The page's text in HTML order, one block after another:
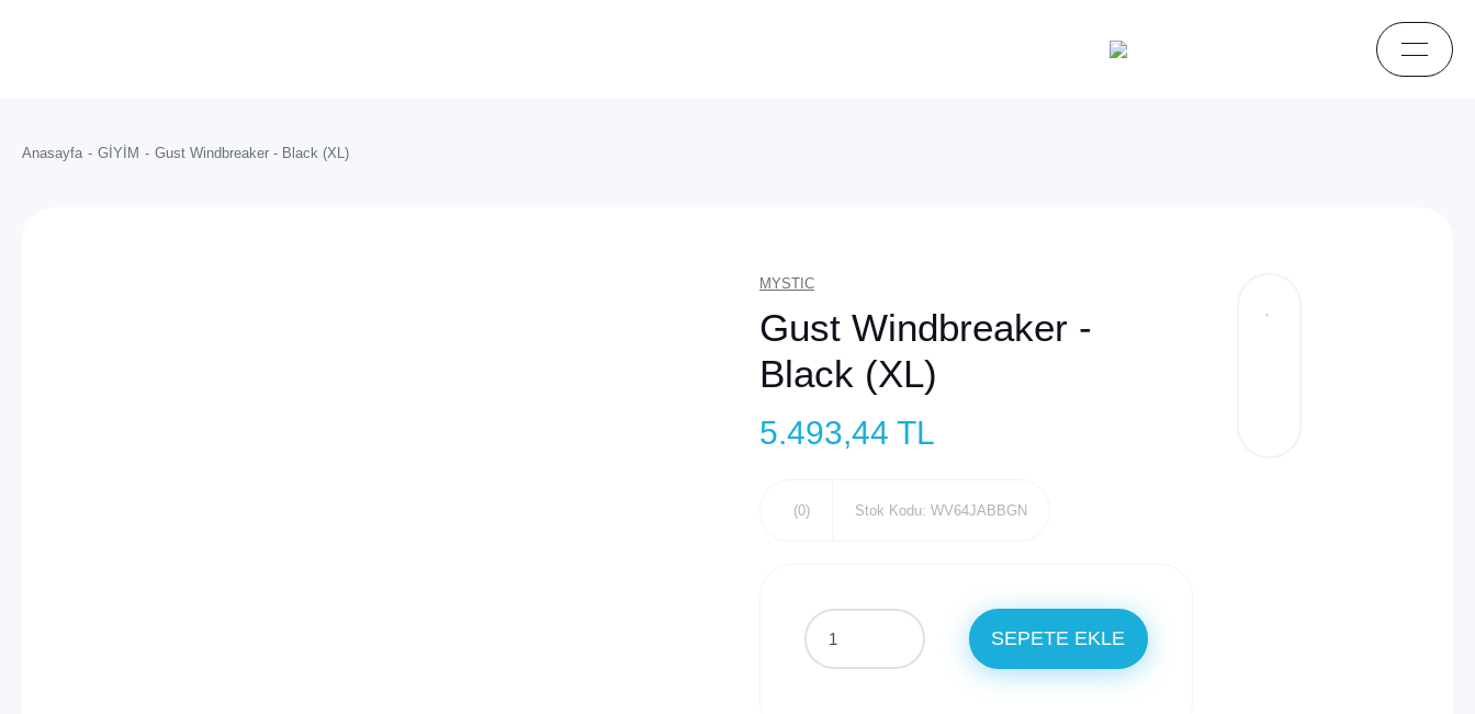
Anasayfa GİYİM Gust Windbreaker - Black (XL)
MYSTIC
Gust Windbreaker -
Black (XL)
5.493,44 TL
(0) Stok Kodu: WV64JABBGN
SEPETE EKLE